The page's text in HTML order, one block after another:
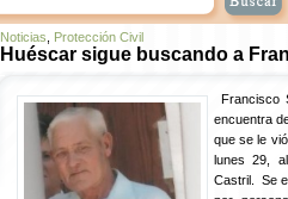
Noticias Protección Civil
Huéscar sigue buscando a
Francisco
encuentra
que se le
lunes 29,
Castril. Se